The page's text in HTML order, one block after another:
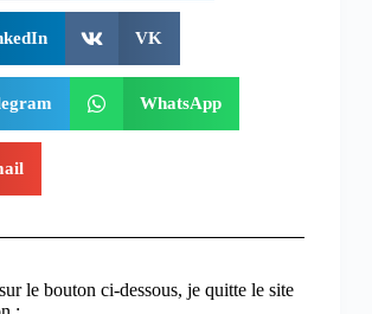
VK
WhatsApp
le bouton ci-dessous, je quitte le site